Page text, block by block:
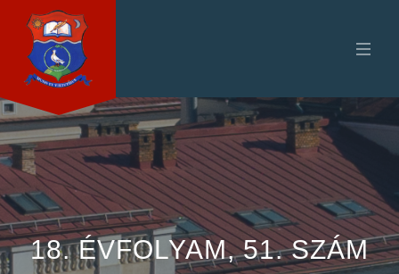
18. ÉVFOLYAM, 51. SZÁM